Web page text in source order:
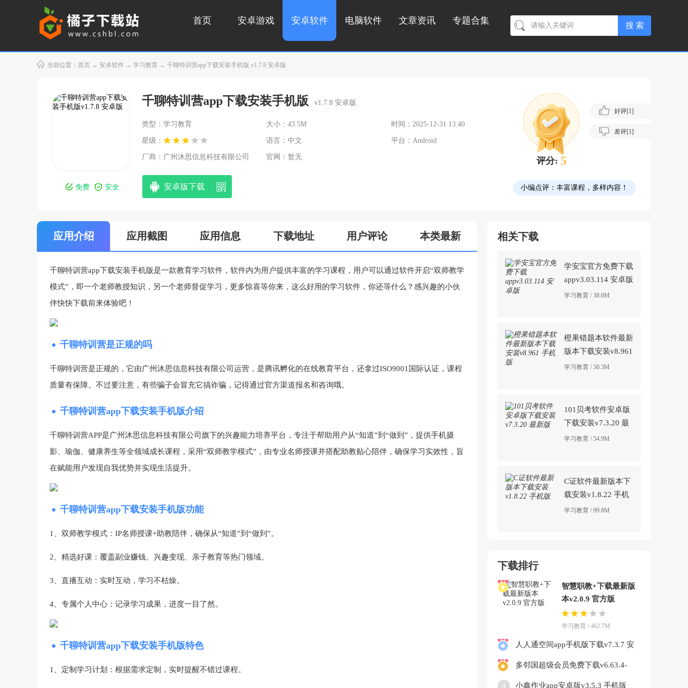
首页 安卓游戏 安卓软件 电脑软件 文章资讯 专题合集
当前位置： 首页 → 安卓软件 → 学习教育 → 千聊特训营app下载安装手机版 v1.7.8 安卓版
千聊特训营app下载安装手机版 v1.7.8 安卓版
类型：学习教育 大小：43.5M 时间：2025-12-31 13:40
星级： 语言：中文 平台：Android
厂商： 广州沐思信息科技有限公司 官网：暂无 评分: 5
好评[1]
差评[1]
免费 安全 安卓版下载 小编点评： 丰富课程，多样内容！
应用介绍 应用截图 应用信息 下载地址 用户评论 本类最新
千聊特训营app下载安装手机版是一款教育学习软件，软件内为用户提供丰富的学习课程，用户可以通过软件开启“双师教学
模式”，即一个老师教授知识，另一个老师督促学习，更多惊喜等你来，这么好用的学习软件，你还等什么？感兴趣的小伙
伴快快下载前来体验吧！
千聊特训营是正规的吗
千聊特训营是正规的，它由广州沐思信息科技有限公司运营，是腾讯孵化的在线教育平台，还拿过ISO9001国际认证，课程
质量有保障。不过要注意，有些骗子会冒充它搞诈骗，记得通过官方渠道报名和咨询哦。
千聊特训营app下载安装手机版介绍
千聊特训营APP是广州沐思信息科技有限公司旗下的兴趣能力培养平台，专注于帮助用户从“知道”到“做到”，提供手机摄
影、瑜伽、健康养生等全领域成长课程，采用“双师教学模式”，由专业名师授课并搭配助教贴心陪伴，确保学习实效性，旨
在赋能用户发现自我优势并实现生活提升。
千聊特训营app下载安装手机版功能
1、双师教学模式‌：IP名师授课+助教陪伴，确保从“知道”到“做到”。
2、精选好课‌：覆盖副业赚钱、兴趣变现、亲子教育等热门领域。
3、直播互动‌：实时互动，学习不枯燥。
4、专属个人中心‌：记录学习成果，进度一目了然。
千聊特训营app下载安装手机版特色
1、定制学习计划‌：根据需求定制，实时提醒不错过课程。
相关下载
学安宝官方免费下载
appv3.03.114 安卓版
学习教育 / 38.0M
橙果错题本软件最新
版本下载安装v8.961
手机版
学习教育 / 50.3M
101贝考软件安卓版
下载安装v7.3.20 最
新版
学习教育 / 54.9M
C证软件最新版本下
载安装v1.8.22 手机
版
学习教育 / 99.8M
下载排行
智慧职教+下载最新版
本v2.0.9 官方版
学习教育 / 462.7M
人人通空间app手机版下载v7.3.7 安
多邻国超级会员免费下载v6.63.4-
4 小鑫作业app安卓版v3.5.3 手机版